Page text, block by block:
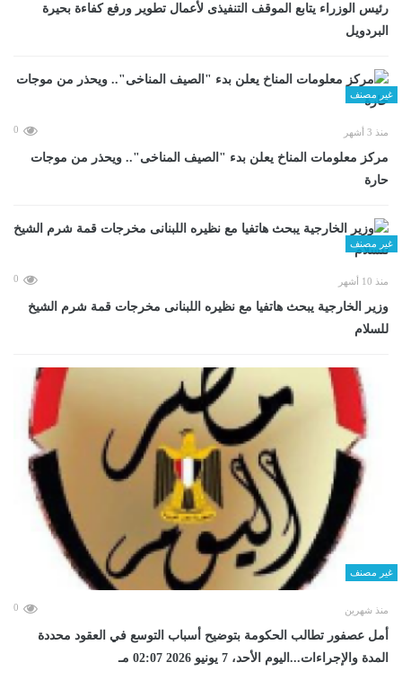
رئيس الوزراء يتابع الموقف التنفيذى لأعمال تطوير ورفع كفاءة بحيرة
البردويل
غير مصنف
منذ 3 أشهر 0
مركز معلومات المناخ يعلن بدء "الصيف المناخى".. ويحذر من موجات
حارة
غير مصنف
منذ 10 أشهر 0
وزير الخارجية يبحث هاتفيا مع نظيره اللبنانى مخرجات قمة شرم الشيخ
للسلام
غير مصنف
منذ شهرين 0
أمل عصفور تطالب الحكومة بتوضيح أسباب التوسع في العقود محددة
المدة والإجراءات...اليوم الأحد، 7 يونيو 2026 02:07 مـ